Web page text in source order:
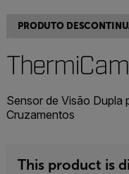
PRODUTO
Sensor de Visão Dupla
Cruzamentos
This product is